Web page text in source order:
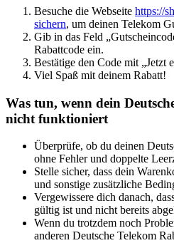
Besuche die Webseite https://
sichern, um deinen Telekom
Gib in das Feld
Rabattcode ein.
Bestätige den Code mit „Jetzt
Viel Spaß mit deinem Rabatt!
Was tun, wenn dein
nicht funktioniert
Überprüfe, ob du deinen
ohne Fehler und doppelte
Stelle sicher, dass dein
und sonstige zusätzliche
Vergewissere dich danach,
gültig ist und nicht bereits
Wenn du trotzdem noch
anderen Deutsche Telekom